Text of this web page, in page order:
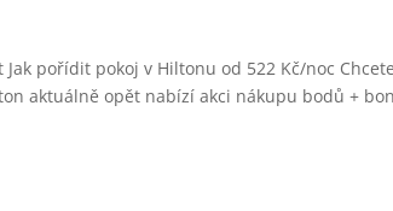
pořídit pokoj v Hiltonu od 522 Kč/noc
aktuálně opět nabízí akci nákupu bodů +